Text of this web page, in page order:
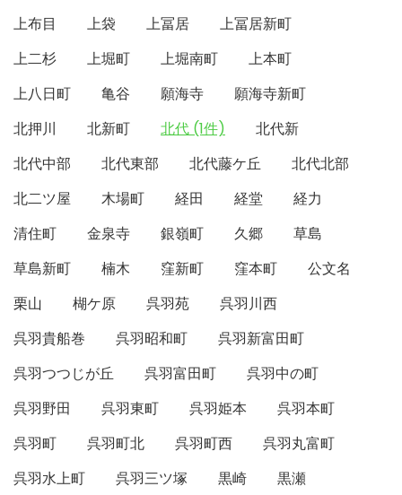
上布目
上袋 上冨居
上冨居新町
上二杉
上堀町 上堀南町
上本町
上八日町
亀谷 願海寺
願海寺新町
北押川
北新町 北代 (1件)
北代新
北代中部
北代東部 北代藤ケ丘
北代北部
北二ツ屋
木場町 経田 経堂
経力
清住町
金泉寺 銀嶺町 久郷
草島
草島新町
楠木 窪新町 窪本町
公文名
栗山
楜ケ原 呉羽苑
呉羽川西
呉羽貴船巻
呉羽昭和町
呉羽新富田町
呉羽つつじが丘
呉羽富田町
呉羽中の町
呉羽野田
呉羽東町 呉羽姫本
呉羽本町
呉羽町
呉羽町北 呉羽町西
呉羽丸富町
呉羽水上町
呉羽三ツ塚 黒崎
黒瀬